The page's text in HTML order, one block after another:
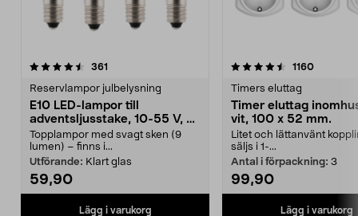
361
Reservlampor julbelysning
E10 LED-lampor till
adventsljusstake, 10-55 V, 4-
pack
Topplampor med svagt sken (9
lumen) – finns i...
Utförande: Klart glas
59,90
Lägg i varukorg
4.5av 5 stjärnor 1160
Timers eluttag
Timer eluttag
vit, 100 x 52 mm.
Litet och lättanvänt
säljs i 1-...
Antal i förpackning: 3
99,90
Lägg i varukorg
4.5av 5 stjärnor